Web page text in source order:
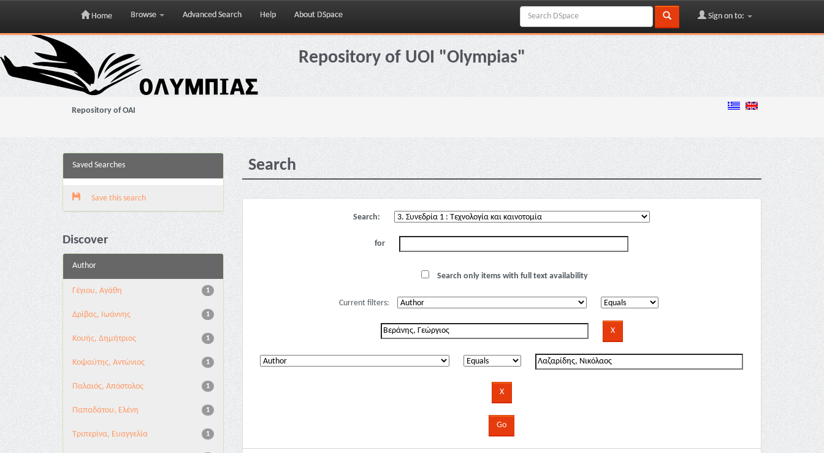
Skip
navigation
Home Browse Advanced Search Help About DSpace Sign on to:
Repository of UOI "Olympias"
Repository of OAI
Saved Searches
Save this search
Discover
Author
1
Γέγιου, Αγάθη
1
Δρίβας, Ιωάννης
1
Κουής, Δημήτριος
1
Κοψαύτης, Αντώνιος
1
Παλαιός, Απόστολος
1
Παπαδάτου, Ελένη
1
Τριπερίνα, Ευαγγελία
Search
Search:
for
Search only items with full text availability
Current filters: